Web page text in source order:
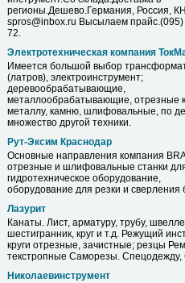
регионы.Дешево.Германия, Россия,
spros@inbox.ru Высылаем
72.
Электротехническая компания
Имеется большой выбор
(латров), электроинструмент;
деревообрабатывающие,
металлообрабатывающие, отрезные
металлу, камню, шлифовальные, по
множество другой техники.
Рут-Эксим Краснодар
Основные направления компания
отрезные и шлифовальные станки
гидротехническое оборудование,
оборудование для резки и сверления
Лазурит
Канаты. Лист, арматуру, трубу,
шестигранник, круг и т.д. Режущий
круги отрезные, зачистные; резцы
текстропные Саморезы.
Николаевинструмент